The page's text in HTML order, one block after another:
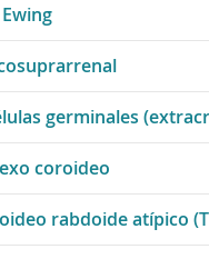
germinales
coroideo
rabdoide atípico